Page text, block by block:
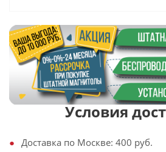
Условия
Доставка по Москве: 400 руб.